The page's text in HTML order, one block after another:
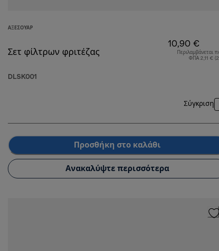
ΑΞΕΣΟΥΆΡ
Σετ φίλτρων φριτέζας
DLSK001
10,90 €
Περιλαμβάνεται
ΦΠΑ 2,11 €
Σύγκριση
Προσθήκη στο καλάθι
Ανακαλύψτε περισσότερα